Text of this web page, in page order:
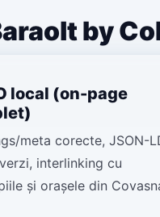
by
local (on-page
meta corecte, JSON-
interlinking cu
și orașele din